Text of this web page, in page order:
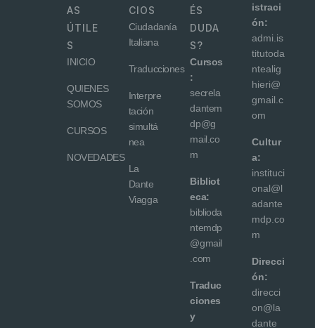
AS
ÚTILE
S
INICIO
QUIENES
SOMOS
CURSOS
NOVEDADES
CIOS
Ciudadanía
Italiana
Traducciones
Interpre
tación
simultá
nea
La
Dante
Viagga
ÉS
DUDA
S?
Cursos
:
secrela
dantem
dp@g
mail.co
m
Bibliot
eca:
biblioda
ntemdp
@gmail
.com
Traduc
ciones
y
istraci
ón:
admi.is
titutoda
ntealig
hieri@
gmail.c
om
Cultur
a:
instituci
onal@l
adante
mdp.co
m
Direcci
ón:
direcci
on@la
dante